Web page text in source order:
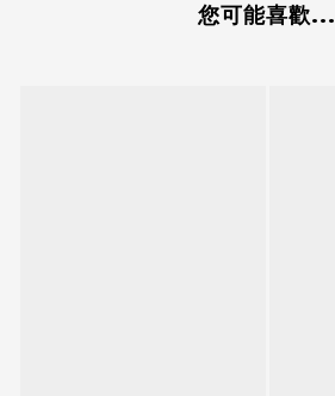
您可能喜歡...